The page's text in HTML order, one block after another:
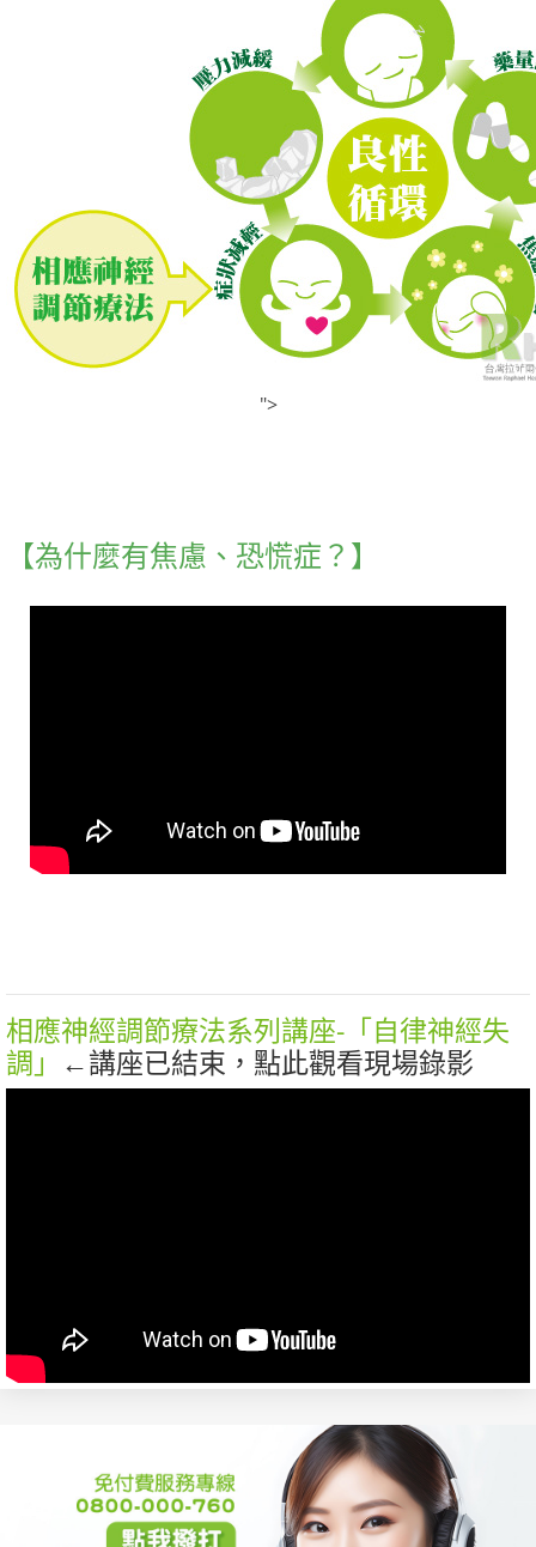
">
【為什麼有焦慮、恐慌症？】
相應神經調節療法系列講座-「自律神經失
調」 ←講座已結束，點此觀看現場錄影